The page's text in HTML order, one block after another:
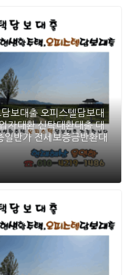
보대출 오피스텔담보대
자대환 신탁대환대출 대
반가 전세보증금반환대